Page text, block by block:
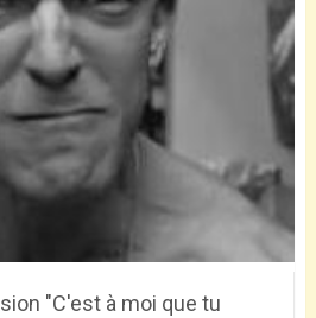
"C'est à moi que tu